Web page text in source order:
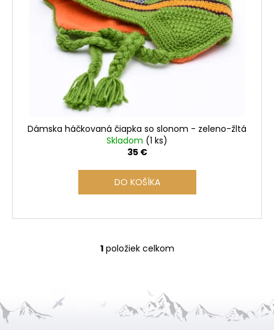
Dámska háčkovaná čiapka so slonom - zeleno-žltá
Skladom (1 ks)
35 €
DO KOŠÍKA
O
d
1položiek celkom